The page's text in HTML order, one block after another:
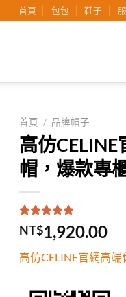
首頁 包包 鞋子
首頁 / 品牌帽子
高仿
帽，爆款專
評分5.00/
5，已有
1
位
分
NT$1,920.00
高仿CELINE官網高